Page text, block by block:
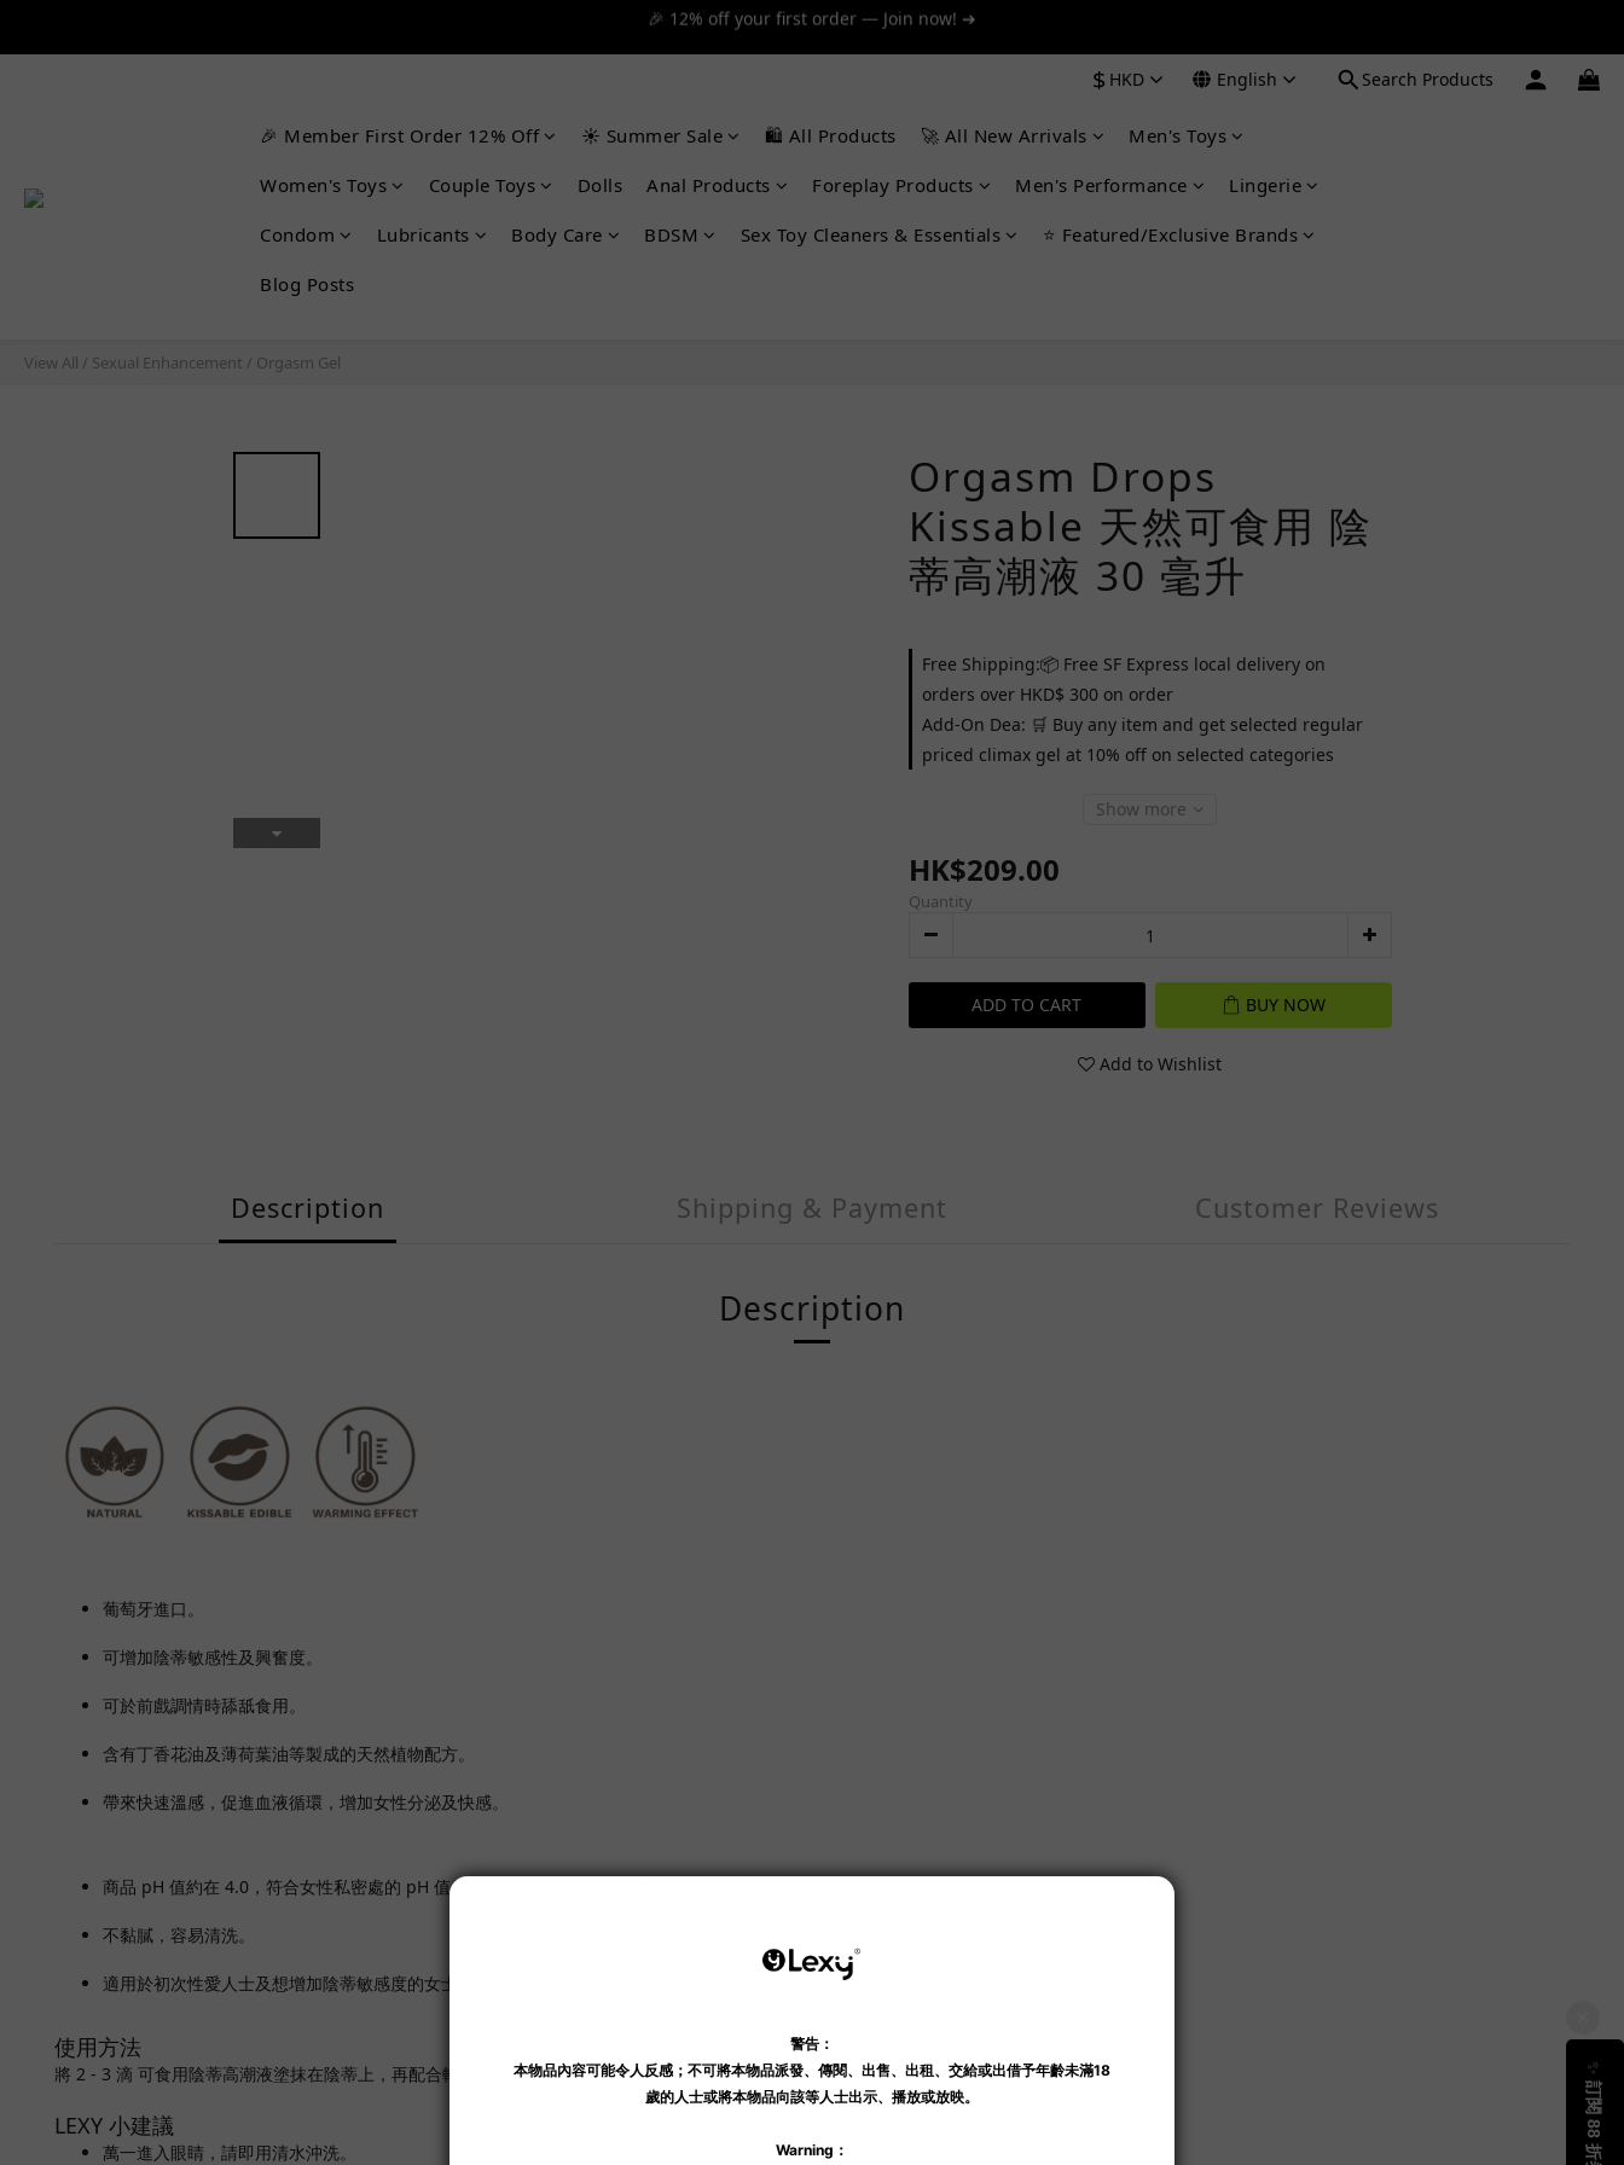
📦 $300+ for FREE SF Express, 🚚 $1200+ for FREE same-day express! ➔
📦 $300+ for FREE SF Express, 🚚 $1200+ for FREE same-day express! ➔
$ HKD English Search Products
🎉 Member First Order 12% Off ☀️ Summer Sale 🛍️ All Products 🚀 All New Arrivals Men's Toys
Women's Toys Couple Toys Dolls Anal Products Foreplay Products Men's Performance Lingerie
Condom Lubricants Body Care BDSM Sex Toy Cleaners & Essentials ⭐ Featured/Exclusive Brands
Blog Posts
View All / Sexual Enhancement / Orgasm Gel
Orgasm Drops
Kissable 天然可食用 陰
蒂高潮液 30 毫升
Free Shipping:📦 Free SF Express local delivery on
orders over HKD$ 300 on order
Add-On Dea: 🛒 Buy any item and get selected regular
priced climax gel at 10% off on selected categories
Show more
HK$209.00
Quantity
ADD TO CART BUY NOW
Add to Wishlist
Description Shipping & Payment Customer Reviews
Description
葡萄牙進口。
可增加陰蒂敏感性及興奮度。
可於前戲調情時舔舐食用。
含有丁香花油及薄荷葉油等製成的天然植物配方。
帶來快速溫感，促進血液循環，增加女性分泌及快感。
商品 pH 值約在 4.0，符合女性私密處的 pH 值 (3.8 - 4.5)，有效保護女性陰道的弱酸性環境，保持陰道健康。
不黏膩，容易清洗。
適用於初次性愛人士及想增加陰蒂敏感度的女士使用。
使用方法
將 2 - 3 滴 可食用陰蒂高潮液塗抹在陰蒂上，再配合輕柔地按摩。
LEXY 小建議
萬一進入眼睛，請即用清水沖洗。